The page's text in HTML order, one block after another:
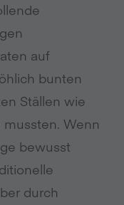
auf
bunten
Ställen wie
Wenn
bewusst
durch